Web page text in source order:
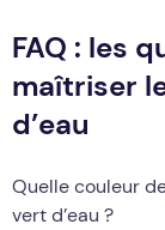
FAQ : les
maîtriser
d’eau
Quelle couleur
vert d’eau ?